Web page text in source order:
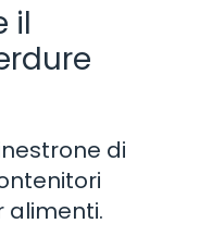
il
di
alimenti.